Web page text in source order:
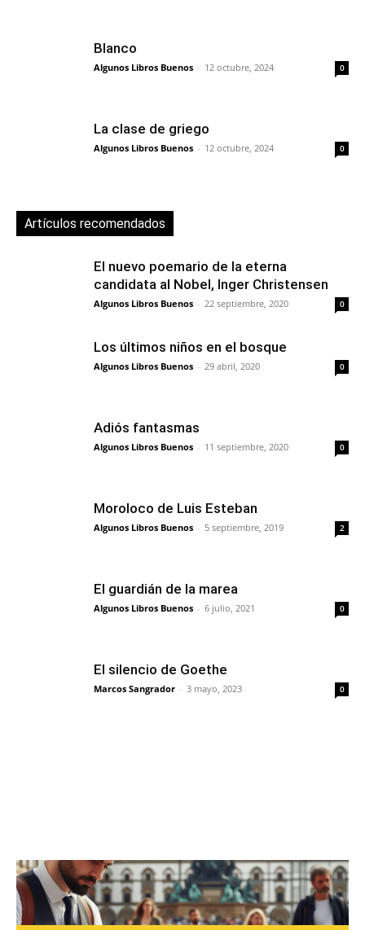
Blanco
Algunos Libros Buenos - 12 octubre, 2024 0
La clase de griego
Algunos Libros Buenos - 12 octubre, 2024 0
Artículos recomendados
El nuevo poemario de la eterna
candidata al Nobel, Inger Christensen
Algunos Libros Buenos - 22 septiembre, 2020 0
Los últimos niños en el bosque
Algunos Libros Buenos - 29 abril, 2020 0
Adiós fantasmas
Algunos Libros Buenos - 11 septiembre, 2020 0
Moroloco de Luis Esteban
Algunos Libros Buenos - 5 septiembre, 2019 2
El guardián de la marea
Algunos Libros Buenos - 6 julio, 2021 0
El silencio de Goethe
Marcos Sangrador - 3 mayo, 2023 0